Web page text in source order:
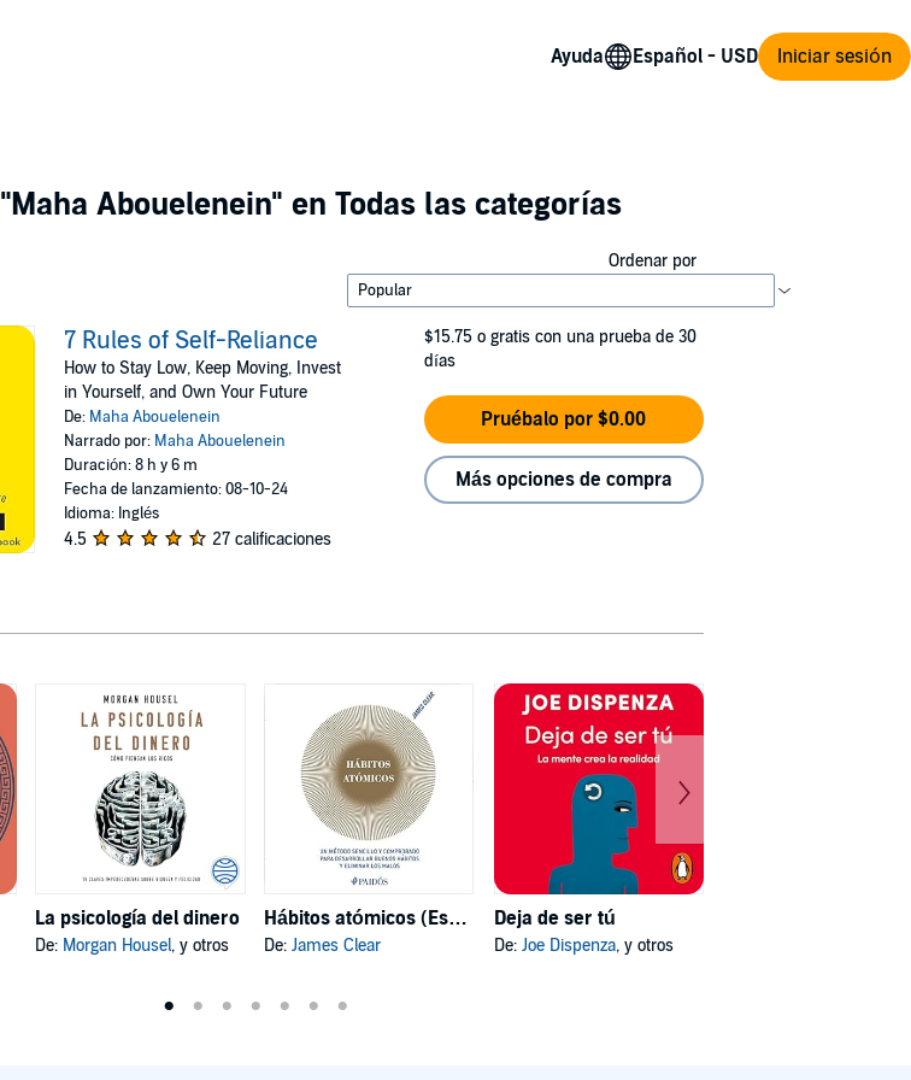
Ayuda Iniciar sesión
"Maha Abouelenein" en Todas las categorías
Ordenar por
7 Rules of Self-Reliance
How to Stay Low, Keep Moving, Invest
in Yourself, and Own Your Future
De: Maha Abouelenein
Narrado por: Maha Abouelenein
Duración: 8 h y 6 m
Fecha de lanzamiento: 08-10-24
Idioma: Inglés
4.5 27 calificaciones
$15.75 o gratis con una prueba de 30
días
Pruébalo por $0.00
Más opciones de compra
La psicología del dinero
De: Morgan Housel, y otros
Hábitos atómicos (Español neutro)
De: James Clear
Deja de ser tú
De: Joe Dispenza, y otros